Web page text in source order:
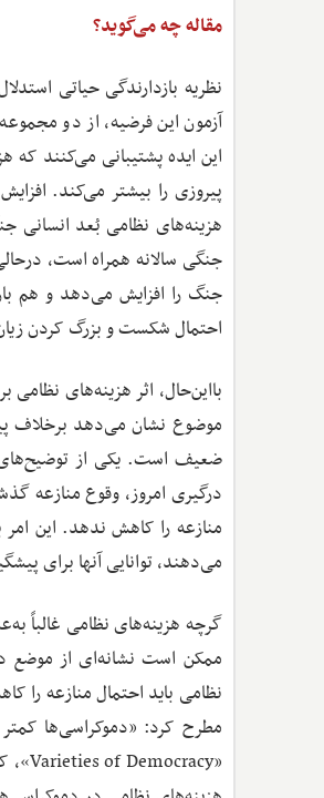
مقاله چه می‌گوید؟
نظریه بازدارندگی حیاتی
آزمون این فرضیه، از دو
این ایده پشتیبانی می‌کنند
جنگ را افزایش می‌دهد و هم
احتمال شکست و بزرگ کردن
بااین‌حال، اثر هزینه‌های
موضوع نشان می‌دهد برخلاف
ضعیف است. یکی از توضیح‌های
درگیری امروز، وقوع منازعه
منازعه را کاهش ندهد. این
می‌دهند، توانایی آنها برای
گرچه هزینه‌های نظامی غالباً
ممکن است نشانه‌ای از موضع
نظامی باید احتمال منازعه را
مطرح کرد: «دموکراسی‌ها کمتر